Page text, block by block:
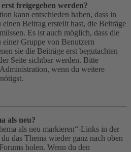
freigegeben werden?
kann entschieden haben, dass in
Beitrag erstellt hast, die Beiträge
Es ist auch möglich, dass die
Gruppe von Benutzern
sie die Beiträge erst begutachten
Seite sichtbar werden. Bitte
wenn du weitere
als neu?
als neu markieren“-Links in der
das Thema wieder ganz nach oben
holen. Wenn du den